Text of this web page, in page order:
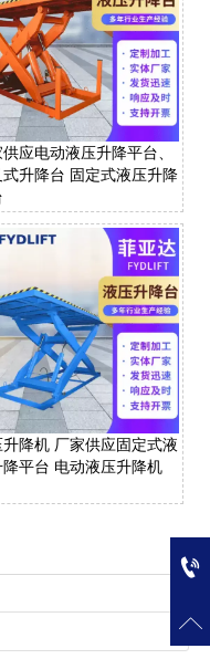
应电动液压升降平台、
式升降台 固定式液压升降
降机 厂家供应固定式液
降平台 电动液压升降机

